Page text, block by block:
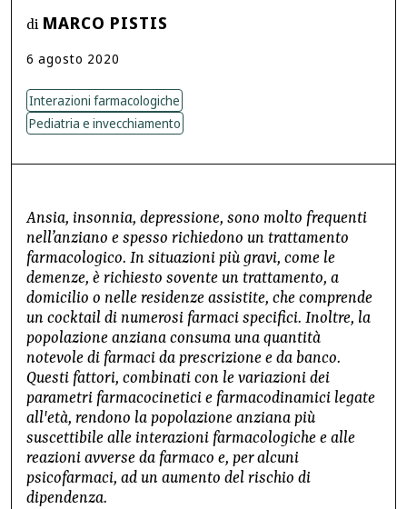
di MARCO PISTIS
6 agosto 2020
Interazioni farmacologiche
Pediatria e invecchiamento
Ansia, insonnia, depressione, sono molto frequenti
nell’anziano e spesso richiedono un trattamento
farmacologico. In situazioni più gravi, come le
demenze, è richiesto sovente un trattamento, a
domicilio o nelle residenze assistite, che comprende
un cocktail di numerosi farmaci specifici. Inoltre, la
popolazione anziana consuma una quantità
notevole di farmaci da prescrizione e da banco.
Questi fattori, combinati con le variazioni dei
parametri farmacocinetici e farmacodinamici legate
all'età, rendono la popolazione anziana più
suscettibile alle interazioni farmacologiche e alle
reazioni avverse da farmaco e, per alcuni
psicofarmaci, ad un aumento del rischio di
dipendenza.